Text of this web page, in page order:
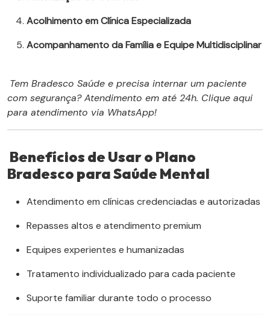
Acolhimento em Clínica Especializada
Acompanhamento da Família e Equipe Multidisciplinar
Tem Bradesco Saúde e precisa internar um paciente
com segurança? Atendimento em até 24h. Clique aqui
para atendimento via WhatsApp!
Benefícios de Usar o Plano
Bradesco para Saúde Mental
Atendimento em clínicas credenciadas e autorizadas
Repasses altos e atendimento premium
Equipes experientes e humanizadas
Tratamento individualizado para cada paciente
Suporte familiar durante todo o processo